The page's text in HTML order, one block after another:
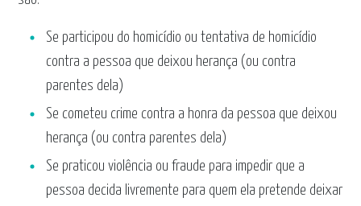
Se participou do homicídio ou tentativa de homicídio
contra a pessoa que deixou herança (ou contra
parentes dela)
Se cometeu crime contra a honra da pessoa que deixou
herança (ou contra parentes dela)
Se praticou violência ou fraude para impedir que a
pessoa decida livremente para quem ela pretende deixar